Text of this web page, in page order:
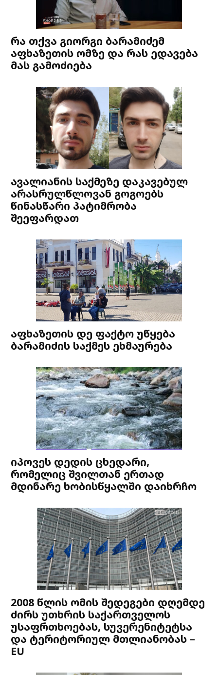
რა თქვა გიორგი ბარამიძემ
აფხაზეთის ომზე და რას ედავება
მას გამოძიება
ავალიანის საქმეზე დაკავებულ
არასრულწლოვან გოგოებს
წინასწარი პატიმრობა
შეეფარდათ
აფხაზეთის დე ფაქტო უწყება
ბარამიძის საქმეს ეხმაურება
იპოვეს დედის ცხედარი,
რომელიც შვილთან ერთად
მდინარე ხობისწყალში დაიხრჩო
2008 წლის ომის შედეგები დღემდე
ძირს უთხრის საქართველოს
უსაფრთხოებას, სუვერენიტეტსა
და ტერიტორიულ მთლიანობას –
EU